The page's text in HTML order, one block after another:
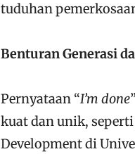
tuduhan
Benturan Generasi
Pernyataan “I’m done
kuat dan unik,
Development di